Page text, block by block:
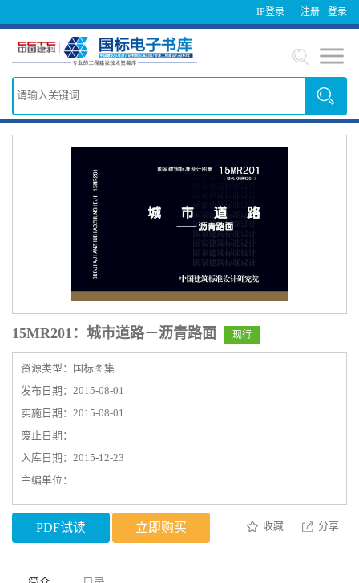
IP登录 登录
注册
15MR201：城市道路－沥青路面 现行
资源类型：国标图集
发布日期：2015-08-01
实施日期：2015-08-01
废止日期：-
入库日期：2015-12-23
主编单位：
PDF试读 立即购买 收藏 分享